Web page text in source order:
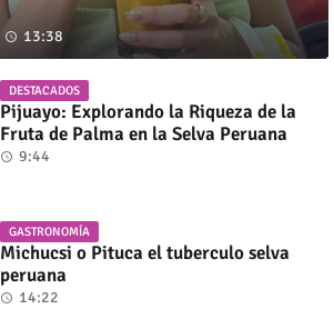
13:38
DESTACADOS
Pijuayo: Explorando la Riqueza de la
Fruta de Palma en la Selva Peruana
9:44
GASTRONOMÍA
Michucsi o Pituca el tuberculo selva
peruana
14:22